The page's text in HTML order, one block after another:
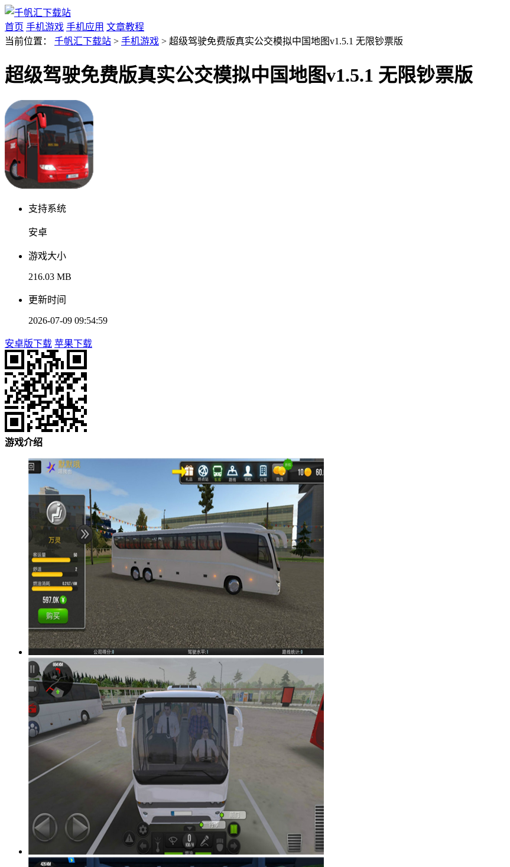
首页 手机游戏 手机应用 文章教程
当前位置： 千帆汇下载站 > 手机游戏 > 超级驾驶免费版真实公交模拟中国地图v1.5.1 无限钞票版
超级驾驶免费版真实公交模拟中国地图v1.5.1 无限钞票版
支持系统
安卓
游戏大小
216.03 MB
更新时间
2026-07-09 09:54:59
安卓版下载 苹果下载
游戏介绍